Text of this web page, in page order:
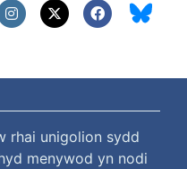
rhai unigolion sydd
menywod yn nodi